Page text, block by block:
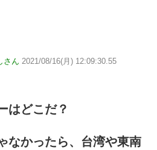
さん 2021/08/16(月) 12:09:30.55
はどこだ？
なかったら、台湾や東南